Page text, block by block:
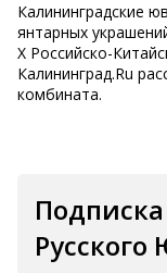
Калининградские
янтарных
Х Российско-
Калининград.Ru
комбината.